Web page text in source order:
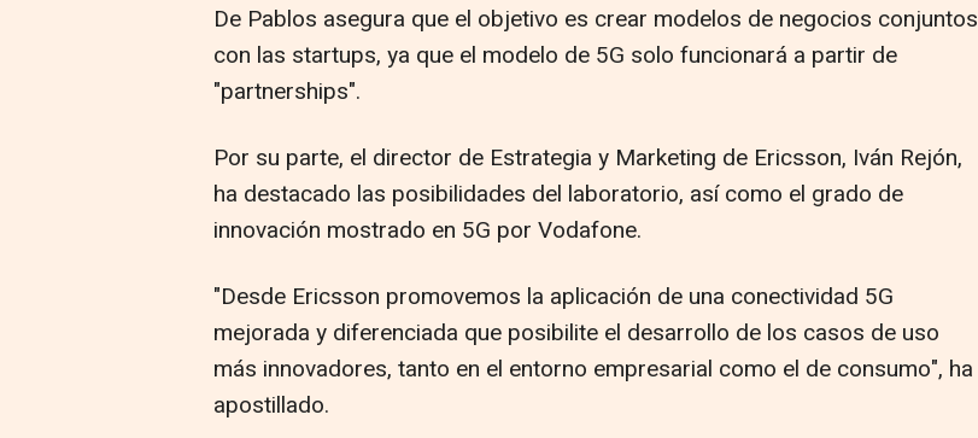
De Pablos asegura que el objetivo es crear modelos de negocios conjuntos
con las startups, ya que el modelo de 5G solo funcionará a partir de
"partnerships".
Por su parte, el director de Estrategia y Marketing de Ericsson, Iván Rejón,
ha destacado las posibilidades del laboratorio, así como el grado de
innovación mostrado en 5G por Vodafone.
"Desde Ericsson promovemos la aplicación de una conectividad 5G
mejorada y diferenciada que posibilite el desarrollo de los casos de uso
más innovadores, tanto en el entorno empresarial como el de consumo", ha
apostillado.